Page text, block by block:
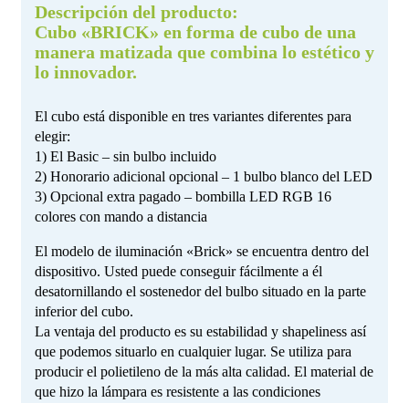
Descripción del producto:
Cubo «BRICK» en forma de cubo de una
manera matizada que combina lo estético y
lo innovador.
El cubo está disponible en tres variantes diferentes para
elegir:
1) El Basic – sin bulbo incluido
2) Honorario adicional opcional – 1 bulbo blanco del LED
3) Opcional extra pagado – bombilla LED RGB 16
colores con mando a distancia
El modelo de iluminación «Brick» se encuentra dentro del
dispositivo. Usted puede conseguir fácilmente a él
desatornillando el sostenedor del bulbo situado en la parte
inferior del cubo.
La ventaja del producto es su estabilidad y shapeliness así
que podemos situarlo en cualquier lugar. Se utiliza para
producir el polietileno de la más alta calidad. El material de
que hizo la lámpara es resistente a las condiciones